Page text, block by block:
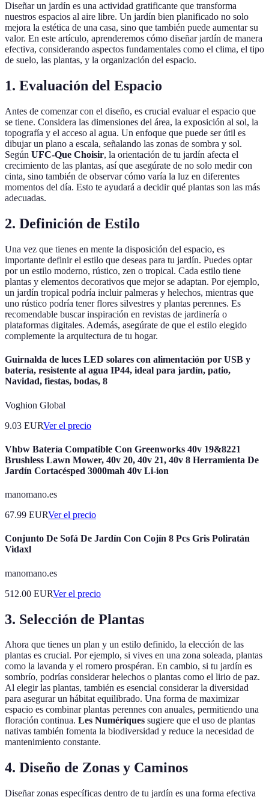
Diseñar un jardín es una actividad gratificante que transforma
nuestros espacios al aire libre. Un jardín bien planificado no solo
mejora la estética de una casa, sino que también puede aumentar su
valor. En este artículo, aprenderemos cómo diseñar jardín de manera
efectiva, considerando aspectos fundamentales como el clima, el tipo
de suelo, las plantas, y la organización del espacio.
1. Evaluación del Espacio
Antes de comenzar con el diseño, es crucial evaluar el espacio que
se tiene. Considera las dimensiones del área, la exposición al sol, la
topografía y el acceso al agua. Un enfoque que puede ser útil es
dibujar un plano a escala, señalando las zonas de sombra y sol.
Según UFC-Que Choisir, la orientación de tu jardín afecta el
crecimiento de las plantas, así que asegúrate de no solo medir con
cinta, sino también de observar cómo varía la luz en diferentes
momentos del día. Esto te ayudará a decidir qué plantas son las más
adecuadas.
2. Definición de Estilo
Una vez que tienes en mente la disposición del espacio, es
importante definir el estilo que deseas para tu jardín. Puedes optar
por un estilo moderno, rústico, zen o tropical. Cada estilo tiene
plantas y elementos decorativos que mejor se adaptan. Por ejemplo,
un jardín tropical podría incluir palmeras y helechos, mientras que
uno rústico podría tener flores silvestres y plantas perennes. Es
recomendable buscar inspiración en revistas de jardinería o
plataformas digitales. Además, asegúrate de que el estilo elegido
complemente la arquitectura de tu hogar.
Guirnalda de luces LED solares con alimentación por USB y
batería, resistente al agua IP44, ideal para jardín, patio,
Navidad, fiestas, bodas, 8
Voghion Global
9.03 EURVer el precio
Vhbw Batería Compatible Con Greenworks 40v 19&8221
Brushless Lawn Mower, 40v 20, 40v 21, 40v 8 Herramienta De
Jardín Cortacésped 3000mah 40v Li-ion
manomano.es
67.99 EURVer el precio
Conjunto De Sofá De Jardín Con Cojín 8 Pcs Gris Poliratán
Vidaxl
manomano.es
512.00 EURVer el precio
3. Selección de Plantas
Ahora que tienes un plan y un estilo definido, la elección de las
plantas es crucial. Por ejemplo, si vives en una zona soleada, plantas
como la lavanda y el romero prospéran. En cambio, si tu jardín es
sombrío, podrías considerar helechos o plantas como el lirio de paz.
Al elegir las plantas, también es esencial considerar la diversidad
para asegurar un hábitat equilibrado. Una forma de maximizar
espacio es combinar plantas perennes con anuales, permitiendo una
floración continua. Les Numériques sugiere que el uso de plantas
nativas también fomenta la biodiversidad y reduce la necesidad de
mantenimiento constante.
4. Diseño de Zonas y Caminos
Diseñar zonas específicas dentro de tu jardín es una forma efectiva